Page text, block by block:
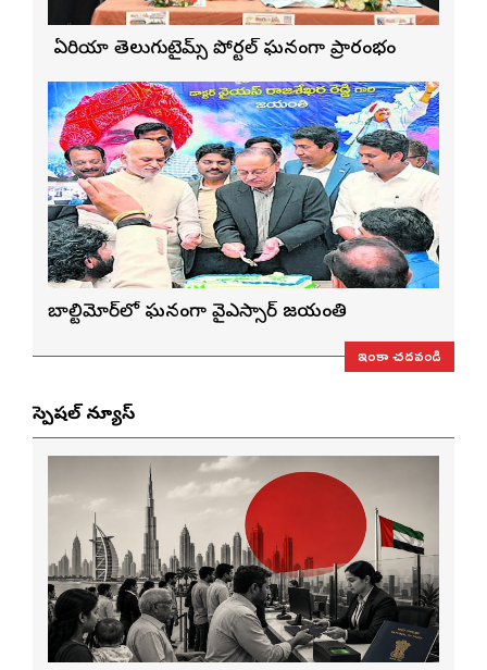
బే ఏరియా తెలుగుటైమ్స్ పోర్టల్ ఘనంగా ప్రారంభం
బాల్టిమోర్‌లో ఘనంగా వైఎస్సార్‌ జయంతి
ఇంకా చదవండి
స్పెషల్ న్యూస్